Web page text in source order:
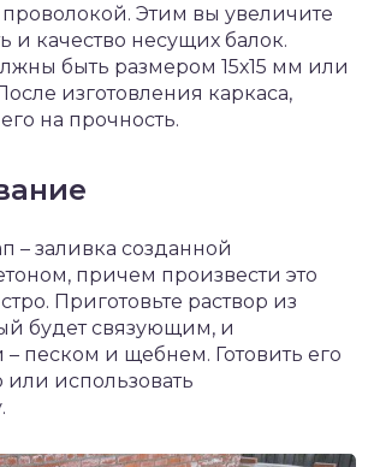
Этим вы увеличите
и качество несущих балок.
быть размером 15х15 мм или
изготовления каркаса,
на прочность.
– заливка созданной
причем произвести это
Приготовьте раствор из
будет связующим, и
песком и щебнем. Готовить его
использовать